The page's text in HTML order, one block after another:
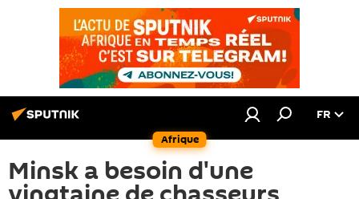
Afrique
FR
Minsk a besoin d'une